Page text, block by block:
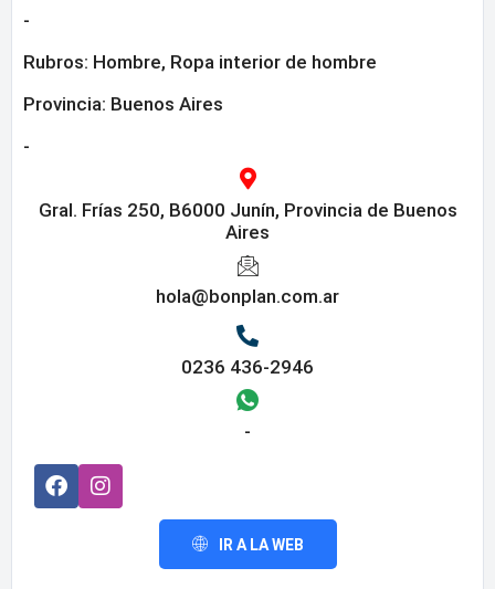
-
Rubros: Hombre, Ropa interior de hombre
Provincia: Buenos Aires
-
Gral. Frías 250, B6000 Junín, Provincia de Buenos
Aires
hola@bonplan.com.ar
0236 436-2946
-
IR A LA WEB